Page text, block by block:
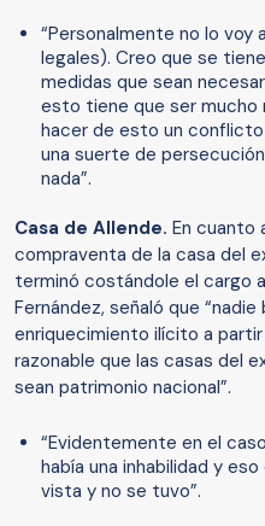
“Personalmente no lo
legales). Creo que se
medidas que sean
esto tiene que ser mucho
hacer de esto un
una suerte de
nada”.
Casa de Allende. En cuanto
compraventa de la casa del
terminó costándole el cargo
Fernández, señaló que
enriquecimiento ilícito a
razonable que las casas del
sean patrimonio nacional”.
“Evidentemente en el
había una inhabilidad y
vista y no se tuvo”.